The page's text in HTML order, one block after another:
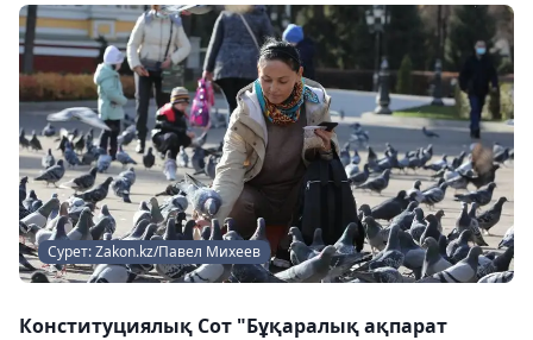
Сурет: Zakon.kz/Павел Михеев
Конституциялық Сот "Бұқаралық ақпарат